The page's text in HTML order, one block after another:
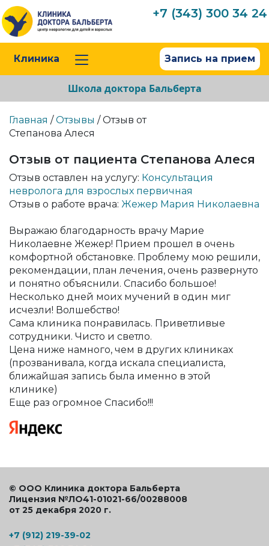
+7 (343) 300 34 24
Клиника Запись на прием
Школа доктора Бальберта
Главная / Отзывы / Отзыв от
Степанова Алеся
Отзыв от пациента Степанова Алеся
Отзыв оставлен на услугу: Консультация
невролога для взрослых первичная
Отзыв о работе врача: Жежер Мария Николаевна
Выражаю благодарность врачу Марие
Николаевне Жежер! Прием прошел в очень
комфортной обстановке. Проблему мою решили,
рекомендации, план лечения, очень развернуто
и понятно объяснили. Спасибо большое!
Несколько дней моих мучений в один миг
исчезли! Волшебство!
Сама клиника понравилась. Приветливые
сотрудники. Чисто и светло.
Цена ниже намного, чем в других клиниках
(прозванивала, когда искала специалиста,
ближайшая запись была именно в этой
клинике)
Еще раз огромное Спасибо!!!
© ООО Клиника доктора Бальберта
Лицензия №ЛО41-01021-66/00288008
от 25 декабря 2020 г.
+7 (912) 219-39-02